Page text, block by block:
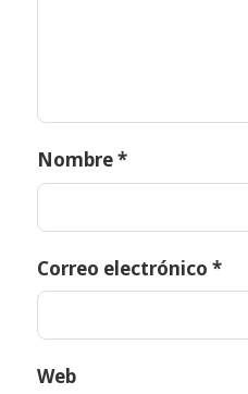
Nombre*
Correo electrónico *
Web